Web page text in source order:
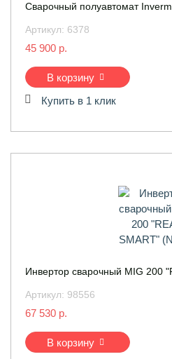
Сварочный полуавтомат
Артикул: 6378
45 900 р.
В корзину
Купить в 1 клик
Инвертор сварочный MIG 200
Артикул: 98556
67 530 р.
В корзину